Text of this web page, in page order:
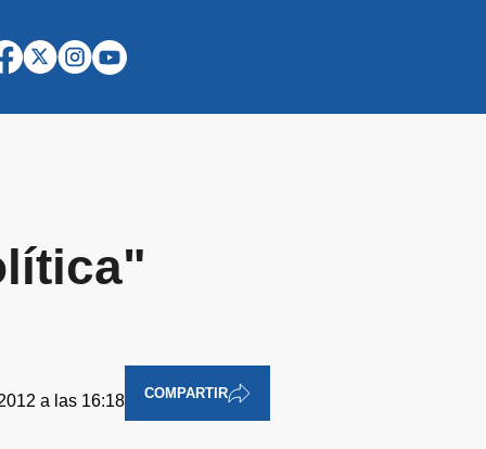
a las 16:18 COMPARTIR